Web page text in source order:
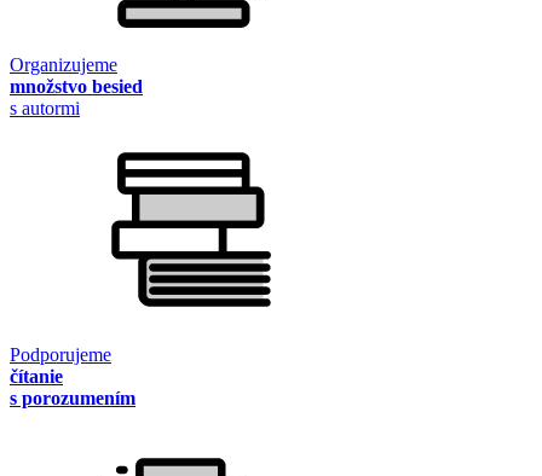
Organizujeme
množstvo besied
s autormi
Podporujeme
čítanie
s porozumením